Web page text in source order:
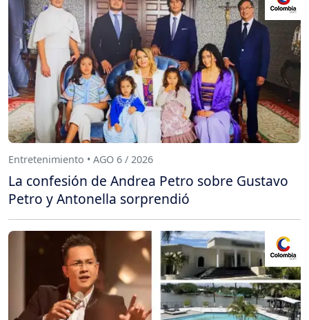
Entretenimiento • AGO 6 / 2026
La confesión de Andrea Petro sobre Gustavo
Petro y Antonella sorprendió